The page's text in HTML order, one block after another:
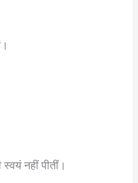
नहीं पीतीं।